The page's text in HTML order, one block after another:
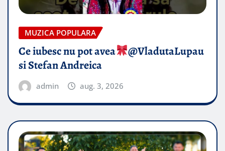
MUZICA POPULARA
Ce iubesc nu pot avea
​@VladutaLupau
si Stefan Andreica
admin aug. 3, 2026